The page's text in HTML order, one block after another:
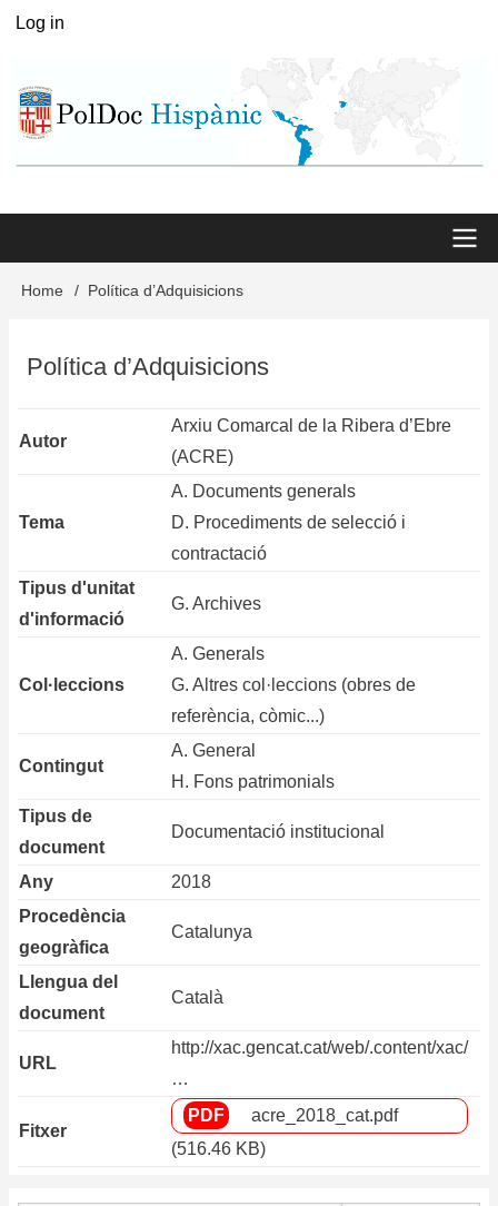
Skip
content
User
Log in
Main
Breadcrumb
Home Política d’Adquisicions
Política d’Adquisicions
Autor
Arxiu Comarcal de la Ribera d’Ebre
(ACRE)
Tema
A. Documents generals
D. Procediments de selecció i
contractació
Tipus d'unitat
d'informació
G. Archives
Col·leccions
A. Generals
G. Altres col·leccions (obres de
referència, còmic...)
Contingut
A. General
H. Fons patrimonials
Tipus de
document
Documentació institucional
Any
2018
Procedència
geogràfica
Catalunya
Llengua del
document
Català
URL
http://xac.gencat.cat/web/.content/xac/
…
Fitxer
acre_2018_cat.pdf
(516.46 KB)